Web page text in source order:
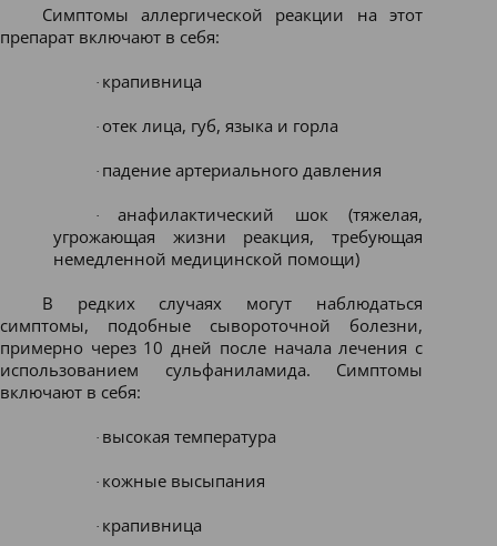
Симптомы аллергической реакции на этот
препарат включают в себя:
· крапивница
· отек лица, губ, языка и горла
· падение артериального давления
·
анафилактический шок (тяжелая,
угрожающая жизни реакция, требующая
немедленной медицинской помощи)
В редких случаях могут наблюдаться
симптомы, подобные сывороточной болезни,
примерно через 10 дней после начала лечения с
использованием сульфаниламида. Симптомы
включают в себя:
· высокая температура
· кожные высыпания
· крапивница